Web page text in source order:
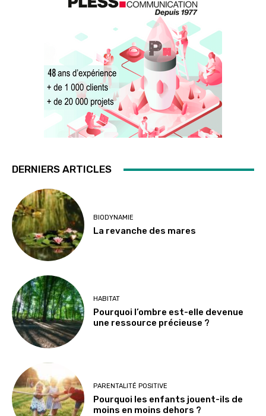
DERNIERS ARTICLES
BIODYNAMIE
La revanche des mares
HABITAT
Pourquoi l’ombre est-elle devenue
une ressource précieuse ?
PARENTALITÉ POSITIVE
Pourquoi les enfants jouent-ils de
moins en moins dehors ?